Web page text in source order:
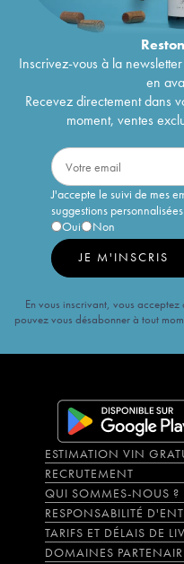
Inscrivez-vous à la
en
Recevez directement dans
moment, ventes
J'accepte le suivi de mes
suggestions personnalisées
Oui
Non
JE M'INSCRIS
En vous inscrivant, vous
pouvez vous désabonner à tout
ESTIMATION VIN
RECRUTEMENT
QUI SOMMES-NOUS ?
RESPONSABILITÉ
TARIFS ET DÉLAIS DE
DOMAINES